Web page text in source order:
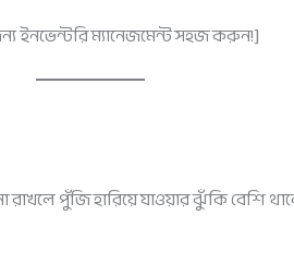
ম্যানেজমেন্ট সহজ করুন!]
রাখলে পুঁজি হারিয়ে যাওয়ার ঝুঁকি বেশি